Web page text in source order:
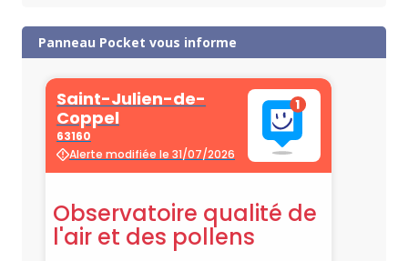
Panneau Pocket vous informe